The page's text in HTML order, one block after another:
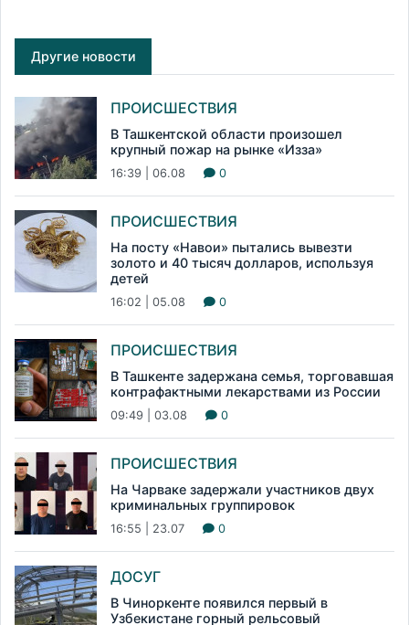
Другие новости
ПРОИСШЕСТВИЯ
В Ташкентской области произошел
крупный пожар на рынке «Изза»
16:39 | 06.08 0
ПРОИСШЕСТВИЯ
На посту «Навои» пытались вывезти
золото и 40 тысяч долларов, используя
детей
16:02 | 05.08 0
ПРОИСШЕСТВИЯ
В Ташкенте задержана семья, торговавшая
контрафактными лекарствами из России
09:49 | 03.08 0
ПРОИСШЕСТВИЯ
На Чарваке задержали участников двух
криминальных группировок
16:55 | 23.07 0
ДОСУГ
В Чиноркенте появился первый в
Узбекистане горный рельсовый